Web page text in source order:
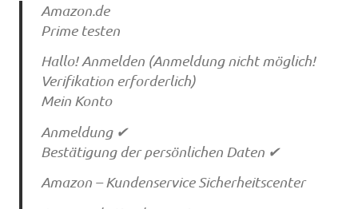
Amazon.de
Prime testen
Hallo! Anmelden (Anmeldung nicht möglich!
Verifikation erforderlich)
Mein Konto
Anmeldung ✔
Bestätigung der persönlichen Daten ✔
Amazon – Kundenservice Sicherheitscenter